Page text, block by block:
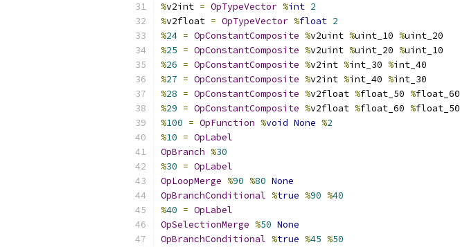
%v2int = OpTypeVector %int 2
%v2float = OpTypeVector %float 2
%24 = OpConstantComposite %v2uint %uint_10 %uint_20
%25 = OpConstantComposite %v2uint %uint_20 %uint_10
%26 = OpConstantComposite %v2int %int_30 %int_40
%27 = OpConstantComposite %v2int %int_40 %int_30
%28 = OpConstantComposite %v2float %float_50 %float_60
%29 = OpConstantComposite %v2float %float_60 %float_50
%100 = OpFunction %void None %2
%10 = OpLabel
OpBranch %30
%30 = OpLabel
OpLoopMerge %90 %80 None
OpBranchConditional %true %90 %40
%40 = OpLabel
OpSelectionMerge %50 None
OpBranchConditional %true %45 %50